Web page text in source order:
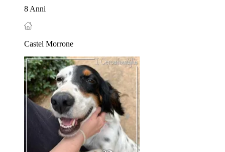
8 Anni
Castel Morrone